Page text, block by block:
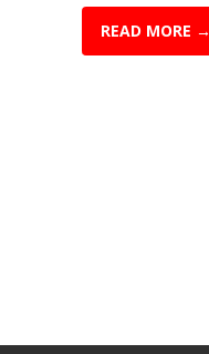
READ MORE →